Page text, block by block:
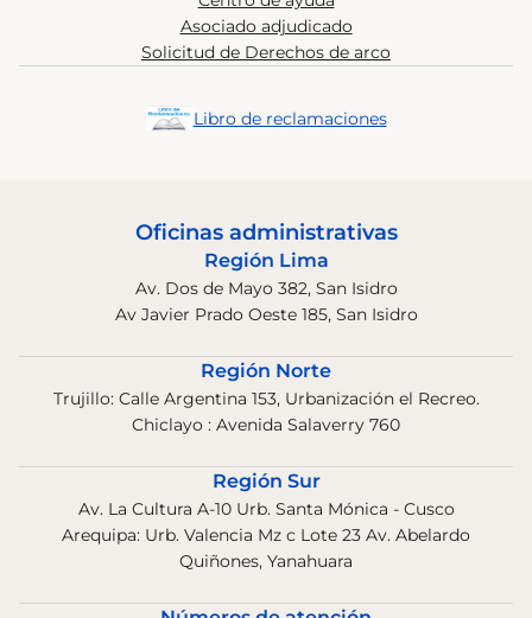
Asociado adjudicado
Solicitud de Derechos de arco
Libro de reclamaciones
Oficinas administrativas
Región Lima
Av. Dos de Mayo 382, San Isidro
Av Javier Prado Oeste 185, San Isidro
Región Norte
Trujillo: Calle Argentina 153, Urbanización el Recreo.
Chiclayo : Avenida Salaverry 760
Región Sur
Av. La Cultura A-10 Urb. Santa Mónica - Cusco
Arequipa: Urb. Valencia Mz c Lote 23 Av. Abelardo
Quiñones, Yanahuara